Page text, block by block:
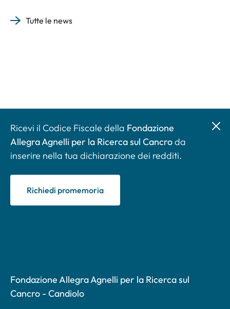
Tutte le news
Ricevi il Codice Fiscale della Fondazione
Allegra Agnelli per la Ricerca sul Cancroda
inserire nella tua dichiarazione dei redditi.
Richiedi promemoria
Fondazione Allegra Agnelli per la Ricerca sul
Cancro - Candiolo